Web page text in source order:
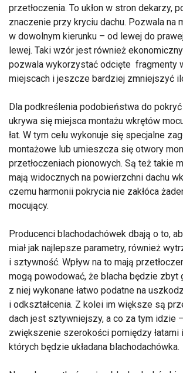
przetłoczenia. To ukłon w stron dekarzy,
znaczenie przy kryciu dachu. Pozwala na
w dowolnym kierunku – od lewej do
lewej. Taki wzór jest również
pozwala wykorzystać odcięte fragmenty
miejscach i jeszcze bardziej zmniejszyć
Dla podkreślenia podobieństwa do
ukrywa się miejsca montażu wkrętów
łat. W tym celu wykonuje się specjalne
montażowe lub umieszcza się otwory
przetłoczeniach pionowych. Są też takie
mają widocznych na powierzchni dachu
czemu harmonii pokrycia nie zakłóca
mocujący.
Producenci blachodachówek dbają o to,
miał jak najlepsze parametry, również
i sztywność. Wpływ na to mają
mogą powodować, że blacha będzie zbyt
z niej wykonane łatwo podatne na
i odkształcenia. Z kolei im większe są
dach jest sztywniejszy, a co za tym idzie
zwiększenie szerokości pomiędzy łatami i
których będzie układana blachodachówka.